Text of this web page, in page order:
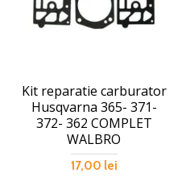
Kit reparatie carburator
Husqvarna 365- 371-
372- 362 COMPLET
WALBRO
17,00 lei